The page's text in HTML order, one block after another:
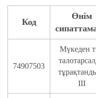
Код
Өнім
74907503
Мүкеден
III